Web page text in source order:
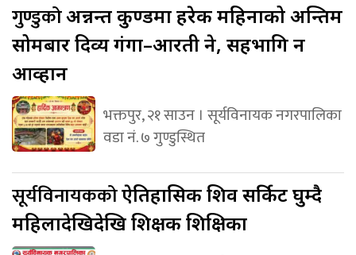
गुण्डुकोअन्नन्त कुण्डमा हरेक महिनाको अन्तिम
सोमबार दिव्य गंगा–आरती हुने, सहभागि हुन
आव्हान
भक्तपुर, २१ साउन । सूर्यविनायक नगरपालिका
वडा नं. ७ गुण्डुस्थित
सूर्यविनायककोऐतिहासिक शिव सर्किट घुम्दै
महिलादेखिदेखि शिक्षक शिक्षिका